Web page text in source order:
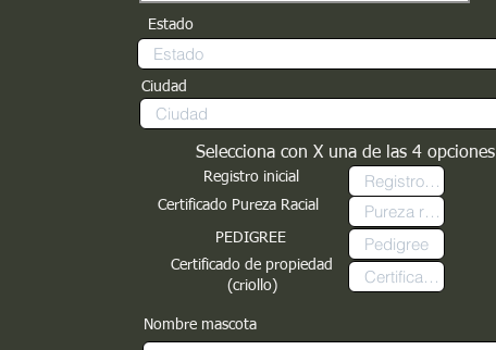
Estado
Ciudad
Selecciona con X una de las 4 opciones
Registro inicial
Certificado Pureza Racial
PEDIGREE
Certificado de propiedad
(criollo)
Nombre mascota